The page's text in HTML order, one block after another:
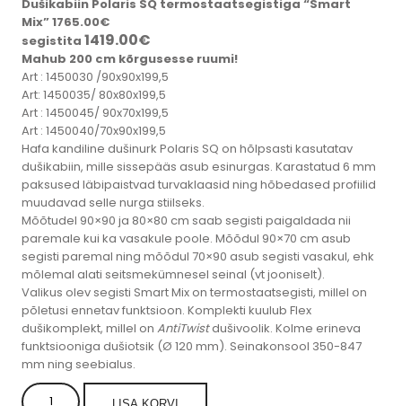
Dušikabiin Polaris SQ termostaatsegistiga “Smart
Mix” 1765.00€
segistita 1419.00€
Mahub 200 cm kõrgusesse ruumi!
Art : 1450030 /90x90x199,5
Art: 1450035/ 80x80x199,5
Art : 1450045/ 90x70x199,5
Art : 1450040/70x90x199,5
Hafa kandiline dušinurk Polaris SQ on hõlpsasti kasutatav
dušikabiin, mille sissepääs asub esinurgas. Karastatud 6 mm
paksused läbipaistvad turvaklaasid ning hõbedased profiilid
muudavad selle nurga stiilseks.
Mõõtudel 90×90 ja 80×80 cm saab segisti paigaldada nii
paremale kui ka vasakule poole. Mõõdul 90×70 cm asub
segisti paremal ning mõõdul 70×90 asub segisti vasakul, ehk
mõlemal alati seitsmekümnesel seinal (vt jooniselt).
Valikus olev segisti Smart Mix on termostaatsegisti, millel on
põletusi ennetav funktsioon. Komplekti kuulub Flex
dušikomplekt, millel on AntiTwistdušivoolik. Kolme erineva
funktsiooniga dušiotsik (Ø 120 mm). Seinakonsool 350-847
mm ning seebialus.
HAFA